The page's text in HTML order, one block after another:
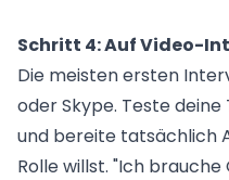
Schritt 4: Auf Video-
Die meisten ersten
oder Skype. Teste
und bereite tatsächlich
Rolle willst. "Ich